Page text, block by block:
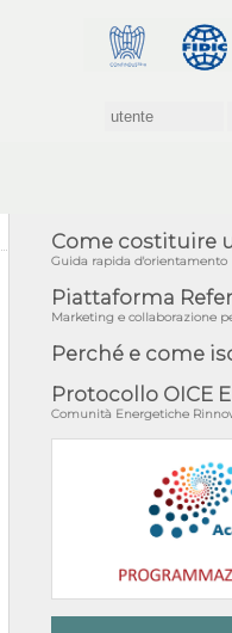
Come costituire
Guida rapida d'orientamento
Piattaforma
Marketing e collaborazione
Perché e come
Protocollo OICE
Comunità Energetiche